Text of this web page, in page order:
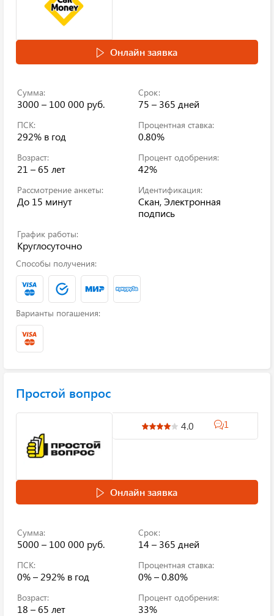
Онлайн заявка
Сумма:
3000 – 100 000 руб.
Срок:
75 – 365 дней
ПСК:
292% в год
Процентная ставка:
0.80%
Возраст:
21 – 65 лет
Процент одобрения:
42%
Рассмотрение анкеты:
До 15 минут
Идентификация:
Скан, Электронная
подпись
График работы:
Круглосуточно
Способы получения:
Варианты погашения:
Простой вопрос
4.0 1
Онлайн заявка
Сумма:
5000 – 100 000 руб.
Срок:
14 – 365 дней
ПСК:
0% – 292% в год
Процентная ставка:
0% – 0.80%
Возраст:
18 – 65 лет
Процент одобрения:
33%